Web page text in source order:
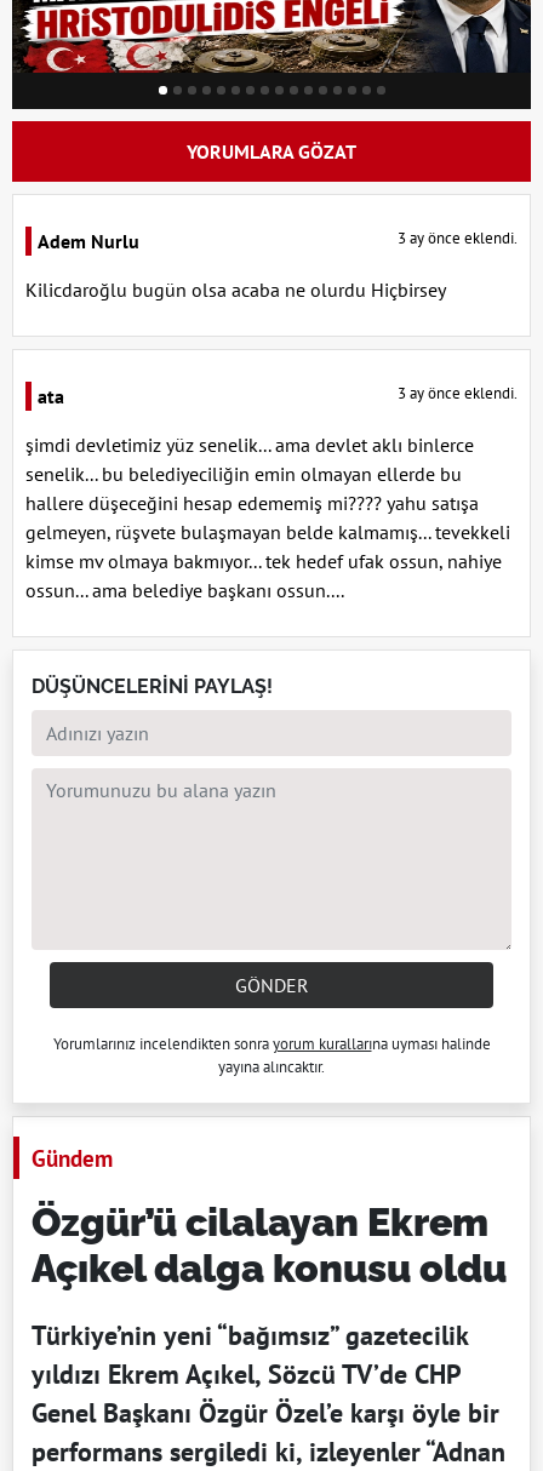
YORUMLARA GÖZAT
Adem Nurlu 3 ay önce eklendi.
Kilicdaroğlu bugün olsa acaba ne olurdu Hiçbirsey
ata 3 ay önce eklendi.
şimdi devletimiz yüz senelik... ama devlet aklı binlerce
senelik... bu belediyeciliğin emin olmayan ellerde bu
hallere düşeceğini hesap edememiş mi???? yahu satışa
gelmeyen, rüşvete bulaşmayan belde kalmamış... tevekkeli
kimse mv olmaya bakmıyor... tek hedef ufak ossun, nahiye
ossun... ama belediye başkanı ossun....
DÜŞÜNCELERİNİ PAYLAŞ!
GÖNDER
Yorumlarınız incelendikten sonrayorum kurallarına uyması halinde
yayına alıncaktır.
Gündem
Özgür’ü cilalayan Ekrem
Açıkel dalga konusu oldu
Türkiye’nin yeni “bağımsız” gazetecilik
yıldızı Ekrem Açıkel, Sözcü TV’de CHP
Genel Başkanı Özgür Özel’e karşı öyle bir
performans sergiledi ki, izleyenler “Adnan